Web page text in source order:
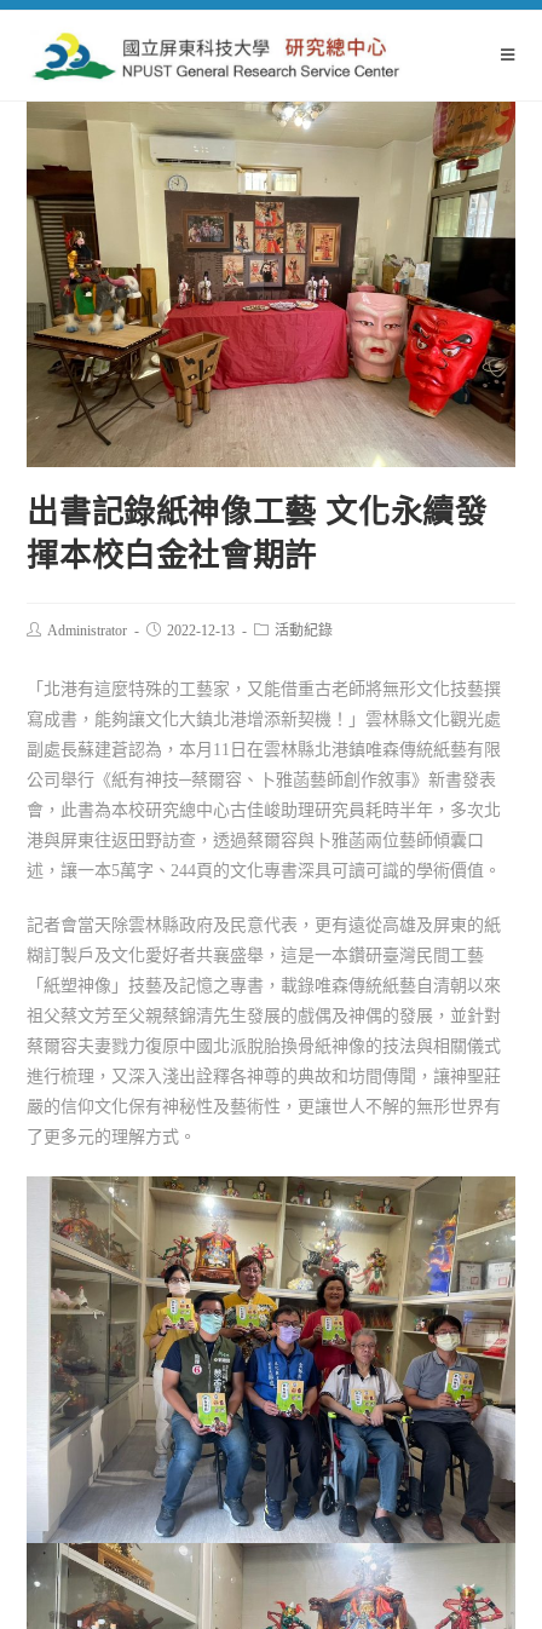
出書記錄紙神像工藝 文化永續發
揮本校白金社會期許
Administrator 2022-12-13 活動紀錄
「北港有這麼特殊的工藝家，又能借重古老師將無形文化技藝撰
寫成書，能夠讓文化大鎮北港增添新契機！」雲林縣文化觀光處
副處長蘇建蒼認為，本月11日在雲林縣北港鎮唯森傳統紙藝有限
公司舉行《紙有神技─蔡爾容、卜雅菡藝師創作敘事》新書發表
會，此書為本校研究總中心古佳峻助理研究員耗時半年，多次北
港與屏東往返田野訪查，透過蔡爾容與卜雅菡兩位藝師傾囊口
述，讓一本5萬字、244頁的文化專書深具可讀可識的學術價值。
記者會當天除雲林縣政府及民意代表，更有遠從高雄及屏東的紙
糊訂製戶及文化愛好者共襄盛舉，這是一本鑽研臺灣民間工藝
「紙塑神像」技藝及記憶之專書，載錄唯森傳統紙藝自清朝以來
祖父蔡文芳至父親蔡錦清先生發展的戲偶及神偶的發展，並針對
蔡爾容夫妻戮力復原中國北派脫胎換骨紙神像的技法與相關儀式
進行梳理，又深入淺出詮釋各神尊的典故和坊間傳聞，讓神聖莊
嚴的信仰文化保有神秘性及藝術性，更讓世人不解的無形世界有
了更多元的理解方式。